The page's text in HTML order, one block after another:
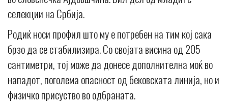
селекции на Србија.
Родиќ носи профил што му е потребен на тим кој сака
брзо да се стабилизира. Со својата висина од 205
сантиметри, тој може да донесе дополнителна моќ во
нападот, поголема опасност од бековската линија, но и
физичко присуство во одбраната.